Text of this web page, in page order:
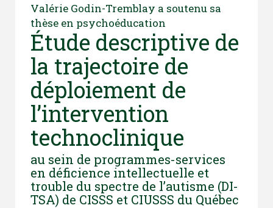
Valérie Godin-Tremblay a soutenu sa
thèse en psychoéducation
Étude descriptive de
la trajectoire de
déploiement de
l’intervention
technoclinique
au sein de programmes-services
en déficience intellectuelle et
trouble du spectre de l’autisme (DI-
TSA) de CISSS et CIUSSS du Québec